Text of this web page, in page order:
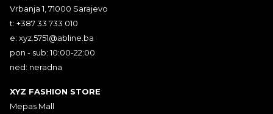
Vrbanja 1, 71000 Sarajevo
t: +387 33 733 010
e: xyz.5751@abline.ba
pon - sub: 10:00-22:00
ned: neradna
XYZ FASHION STORE
Mepas Mall